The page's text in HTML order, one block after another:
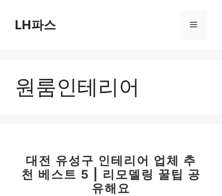
LH파스 메
원룸인테리어
대전 유성구 인테리어 업체 추
천 베스트 5 | 리모델링 꿀팁 공
유해요